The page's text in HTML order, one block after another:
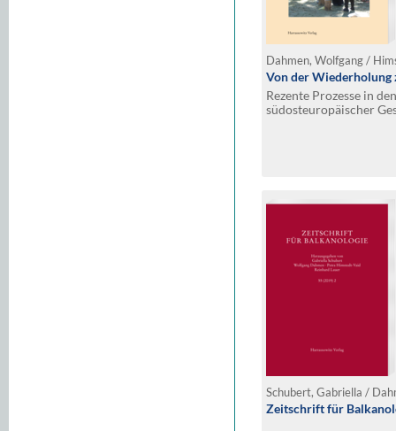
Von der Wiederholung
Rezente Prozesse in
südosteuropäischer
Zeitschrift für